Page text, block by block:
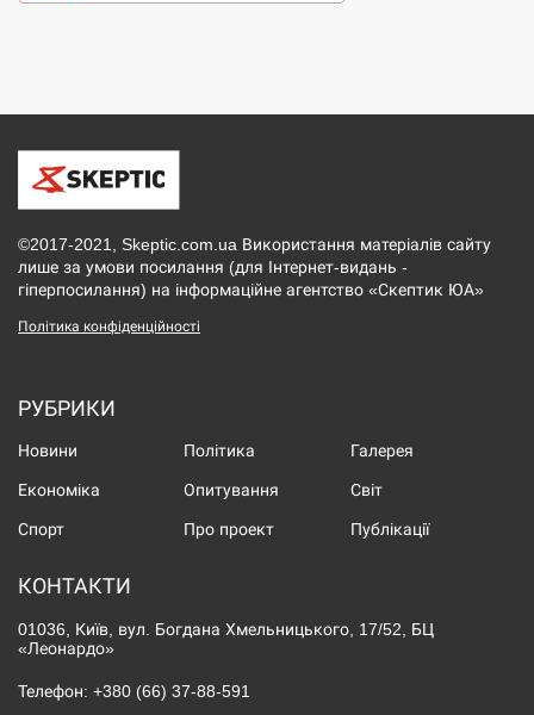
©2017-2021, Skeptic.com.ua Використання матеріалів сайту
лише за умови посилання (для Інтернет-видань -
гіперпосилання) на інформаційне агентство «Скептик ЮА»
Політика конфіденційності
РУБРИКИ
Новини Політика Галерея
Економіка Опитування Світ
Спорт Про проект Публікації
КОНТАКТИ
01036, Київ, вул. Богдана Хмельницького, 17/52, БЦ
«Леонардо»
Телефон: +380 (66) 37-88-591